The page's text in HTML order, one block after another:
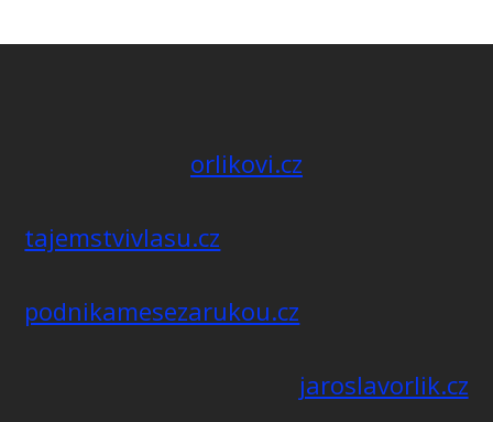
orlikovi.cz
tajemstvivlasu.cz
podnikamesezarukou.cz
jaroslavorlik.cz